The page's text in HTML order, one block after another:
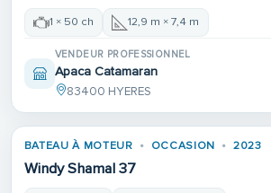
1 × 50 ch 12,9 m × 7,4 m
VENDEUR PROFESSIONNEL
Apaca Catamaran
83400 HYERES
BATEAU À MOTEUR OCCASION 2023
Windy Shamal 37